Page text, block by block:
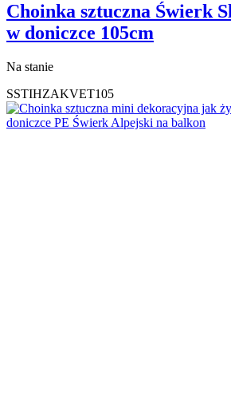
Choinka sztuczna Świerk
w doniczce 105cm
Na stanie
SSTIHZAKVET105